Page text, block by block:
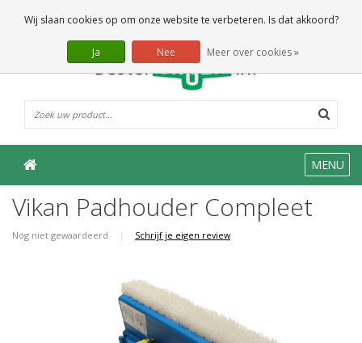
0 Artikelen
MENU
Vikan Padhouder Compleet
Nog niet gewaardeerd | Schrijf je eigen review
Wij slaan cookies op om onze website te verbeteren. Is dat akkoord?
Ja Nee Meer over cookies »